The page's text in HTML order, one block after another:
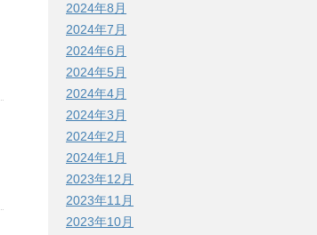
2024年8月
2024年7月
2024年6月
2024年5月
2024年4月
2024年3月
2024年2月
2024年1月
2023年12月
2023年11月
2023年10月